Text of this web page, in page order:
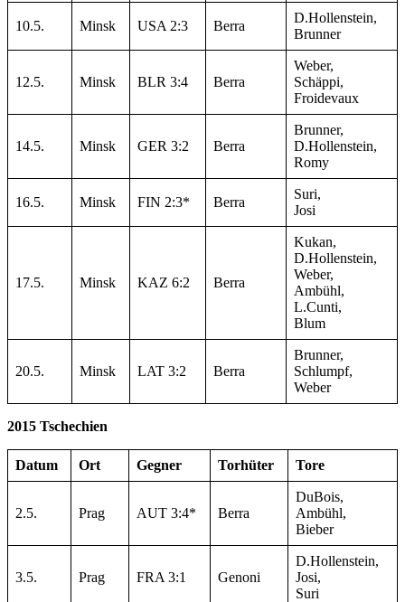
10.5. Minsk USA 2:3 Berra
D.Hollenstein,
Brunner
12.5. Minsk BLR 3:4 Berra
Weber,
Schäppi,
Froidevaux
14.5. Minsk GER 3:2 Berra
Brunner,
D.Hollenstein,
Romy
16.5. Minsk FIN 2:3* Berra
Suri,
Josi
17.5. Minsk KAZ 6:2 Berra
Kukan,
D.Hollenstein,
Weber,
Ambühl,
L.Cunti,
Blum
20.5. Minsk LAT 3:2 Berra
Brunner,
Schlumpf,
Weber
2015 Tschechien
Datum Ort Gegner Torhüter Tore
2.5. Prag AUT 3:4* Berra
DuBois,
Ambühl,
Bieber
3.5. Prag FRA 3:1 Genoni
D.Hollenstein,
Josi,
Suri